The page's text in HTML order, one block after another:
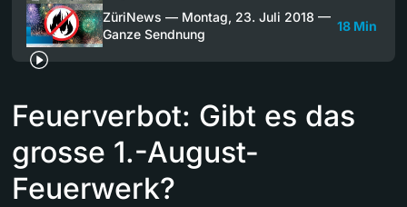
ZüriNews — Montag, 23. Juli 2018 —
Ganze Sendnung
18 Min
Feuerverbot: Gibt es das
grosse 1.-August-
Feuerwerk?